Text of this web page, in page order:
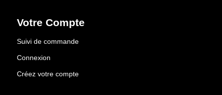
Votre Compte
Suivi de commande
Connexion
Créez votre compte